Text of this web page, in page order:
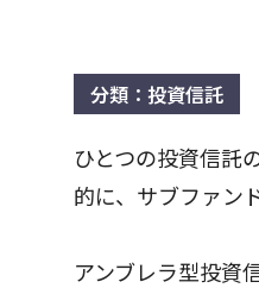
分類：投資信託
ひとつの投資信託
的に、サブファン
アンブレラ型投資